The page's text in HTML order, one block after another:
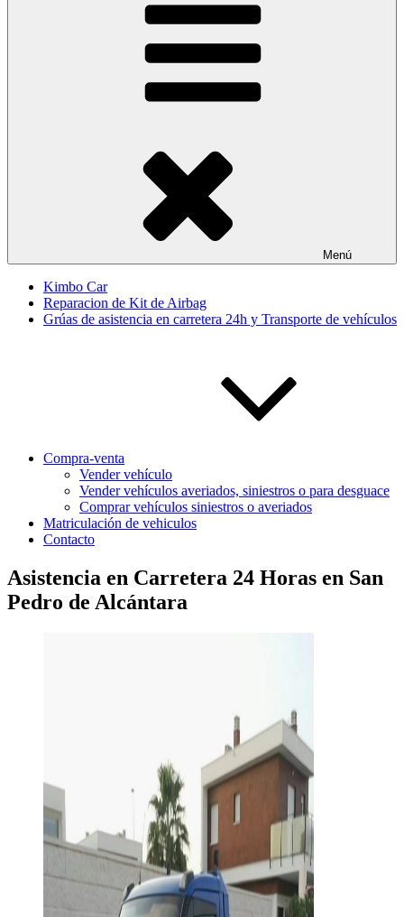
Menú
Kimbo Car
Reparacion de Kit de Airbag
Grúas de asistencia en carretera 24h y Transporte de vehículos
Compra-venta
Vender vehículo
Vender vehículos averiados, siniestros o para desguace
Comprar vehículos siniestros o averiados
Matriculación de vehiculos
Contacto
Asistencia en Carretera 24 Horas en San
Pedro de Alcántara